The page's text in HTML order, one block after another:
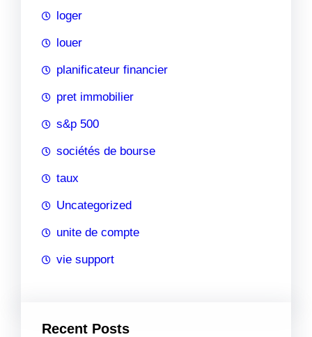
loger
louer
planificateur financier
pret immobilier
s&p 500
sociétés de bourse
taux
Uncategorized
unite de compte
vie support
Recent Posts